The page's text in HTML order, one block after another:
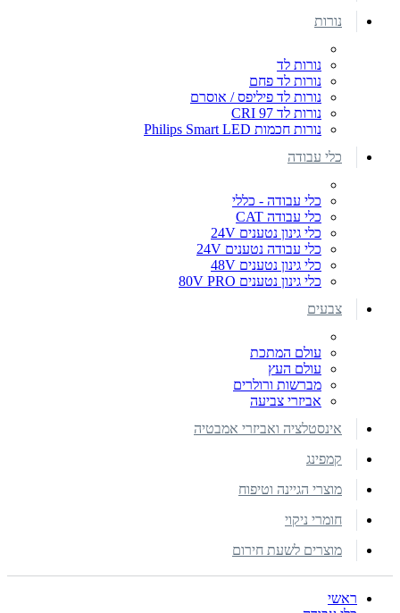
נורות
נורות לד
נורות לד פחם
נורות לד פיליפס / אוסרם
נורות לד CRI 97
נורות חכמות Philips Smart LED
כלי עבודה
כלי עבודה - כללי
כלי עבודה CAT
כלי גינון נטענים 24V
כלי עבודה נטענים 24V
כלי גינון נטענים 48V
כלי גינון נטענים 80V PRO
צבעים
עולם המתכת
עולם העץ
מברשות ורולרים
אביזרי צביעה
אינסטלציה ואביזרי אמבטיה
קמפינג
מוצרי הגיינה וטיפוח
חומרי ניקוי
מוצרים לשעת חירום
ראשי